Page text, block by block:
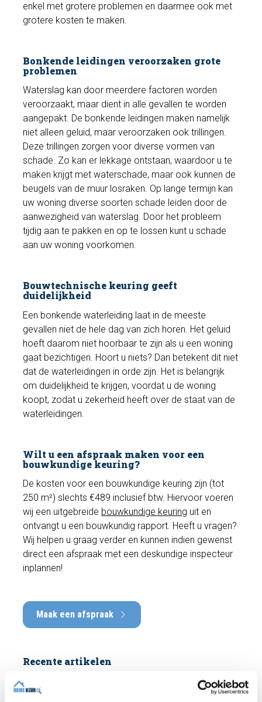
enkel met grotere problemen en daarmee ook met
grotere kosten te maken.
Bonkende leidingen veroorzaken grote
problemen
Waterslag kan door meerdere factoren worden
veroorzaakt, maar dient in alle gevallen te worden
aangepakt. De bonkende leidingen maken namelijk
niet alleen geluid, maar veroorzaken ook trillingen.
Deze trillingen zorgen voor diverse vormen van
schade. Zo kan er lekkage ontstaan, waardoor u te
maken krijgt met waterschade, maar ook kunnen de
beugels van de muur losraken. Op lange termijn kan
uw woning diverse soorten schade leiden door de
aanwezigheid van waterslag. Door het probleem
tijdig aan te pakken en op te lossen kunt u schade
aan uw woning voorkomen.
Bouwtechnische keuring geeft
duidelijkheid
Een bonkende waterleiding laat in de meeste
gevallen niet de hele dag van zich horen. Het geluid
hoeft daarom niet hoorbaar te zijn als u een woning
gaat bezichtigen. Hoort u niets? Dan betekent dit niet
dat de waterleidingen in orde zijn. Het is belangrijk
om duidelijkheid te krijgen, voordat u de woning
koopt, zodat u zekerheid heeft over de staat van de
waterleidingen.
Wilt u een afspraak maken voor een
bouwkundige keuring?
De kosten voor een bouwkundige keuring zijn (tot
250 m²) slechts €489 inclusief btw. Hiervoor voeren
wij een uitgebreide bouwkundige keuring uit en
ontvangt u een bouwkundig rapport. Heeft u vragen?
Wij helpen u graag verder en kunnen indien gewenst
direct een afspraak met een deskundige inspecteur
inplannen!
Maak een afspraak
Recente artikelen